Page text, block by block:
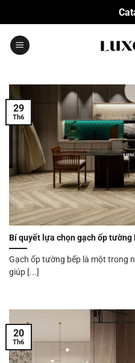
qua
nội
dung
Bí quyết lựa chọn gạch ốp tường
Gạch ốp tường bếp là một trong
giúp [...]
29
Th6
20
Th6